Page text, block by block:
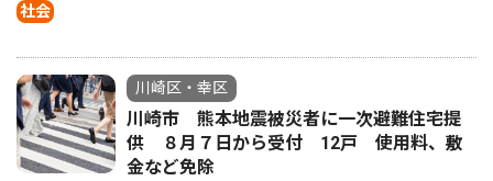
社会
川崎区・幸区
川崎市 熊本地震被災者に一次避難住宅提
供 ８月７日から受付 12戸 使用料、敷
金など免除